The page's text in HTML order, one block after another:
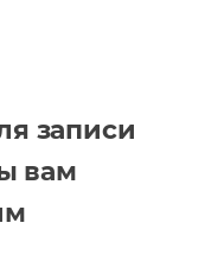
записи
вам